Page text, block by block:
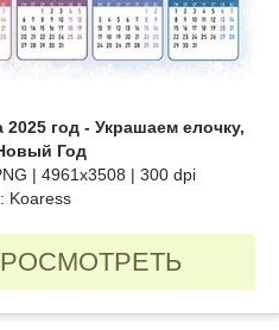
год - Украшаем елочку,
Год
| 4961x3508 | 300 dpi
Koaress